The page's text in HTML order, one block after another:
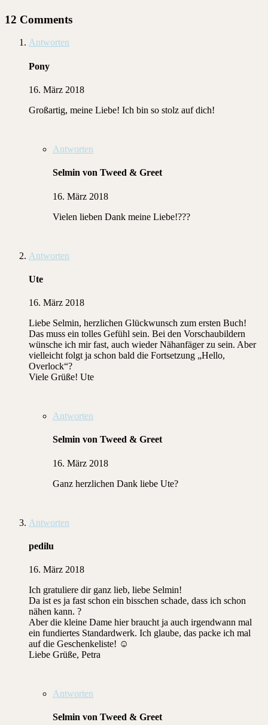
12 Comments
Antworten
Pony
16. März 2018
Großartig, meine Liebe! Ich bin so stolz auf dich!
Antworten
Selmin von Tweed & Greet
16. März 2018
Vielen lieben Dank meine Liebe!???
Antworten
Ute
16. März 2018
Liebe Selmin, herzlichen Glückwunsch zum ersten Buch!
Das muss ein tolles Gefühl sein. Bei den Vorschaubildern
wünsche ich mir fast, auch wieder Nähanfäger zu sein. Aber
vielleicht folgt ja schon bald die Fortsetzung „Hello,
Overlock“?
Viele Grüße! Ute
Antworten
Selmin von Tweed & Greet
16. März 2018
Ganz herzlichen Dank liebe Ute?
Antworten
pedilu
16. März 2018
Ich gratuliere dir ganz lieb, liebe Selmin!
Da ist es ja fast schon ein bisschen schade, dass ich schon
nähen kann. ?
Aber die kleine Dame hier braucht ja auch irgendwann mal
ein fundiertes Standardwerk. Ich glaube, das packe ich mal
auf die Geschenkeliste! ☺️
Liebe Grüße, Petra
Antworten
Selmin von Tweed & Greet